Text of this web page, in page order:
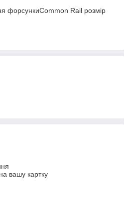
форсункиCommon Rail розмір
вашу картку